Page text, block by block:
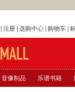
注册| 选购中心| 购物车|
音像制品 乐谱书籍